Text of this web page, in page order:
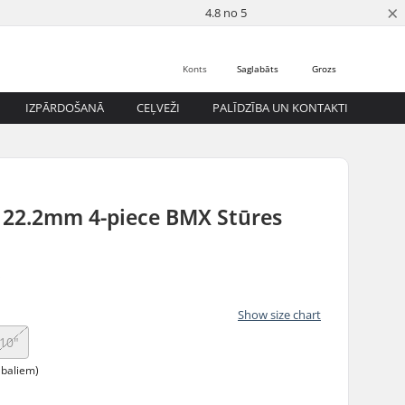
4.8 no 5 ×
Grozs
Saglabāts
Konts
IZPĀRDOŠANĀ CEĻVEŽI PALĪDZĪBA UN KONTAKTI
4-piece BMX Stūres
Show size chart
10"